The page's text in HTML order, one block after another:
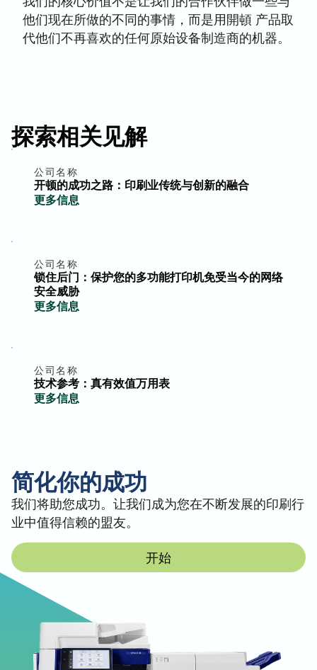
他们现在所做的不同的事情，而是用開頓 产品取
代他们不再喜欢的任何原始设备制造商的机器。
探索相关见解
公司名称
开顿的成功之路：印刷业传统与创新的融合
更多信息
公司名称
锁住后门：保护您的多功能打印机免受当今的网络
安全威胁
更多信息
公司名称
技术参考：真有效值万用表
更多信息
简化你的成功
我们将助您成功。让我们成为您在不断发展的印刷行
业中值得信赖的盟友。
开始